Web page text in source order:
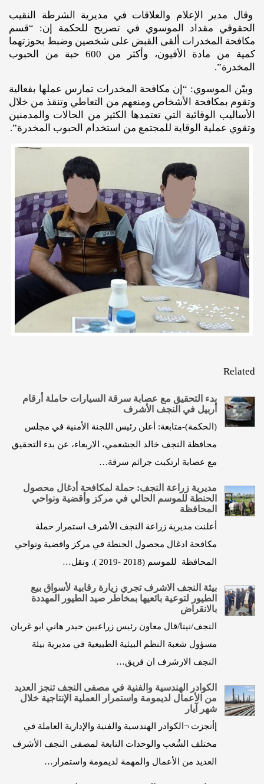
وقال مدير الإعلام والعلاقات في مديرية الشرطة النقيب
الحقوقي مقداد الموسوي في تصريح للحكمة إن: “قسم
مكافحة المخدرات ألقى القبض على شخصين وضبط بحوزتهما
كمية من مادة الأفيون، وأكثر من 600 حبة من الحبوب
المخدرة”.
وبيّن الموسوي: “إن مكافحة المخدرات تمارس عملها بفعالية
وتقوم بمكافحة الأشخاص ومنعهم من التعاطي وتنقذ من خلال
الأساليب الوقائية التي تعتمدها الكثير من الحالات والمدمنين
وتقوي عملية الوقاية للمجتمع من استخدام الحبوب المخدرة”.
Related
بدء التحقيق مع عصابة سرقة السيارات حاملة أرقام
أربيل في النجف الأشرف
(الحكمة)-متابعة: أعلن رئيس اللجنة الأمنية في مجلس
محافظة النجف خالد الجشعمي، الاربعاء، عن بدء التحقيق
مع عصابة ارتكبت جرائم سرقة…
مديرية زراعة النجف: حملة لمكافحة أدغال محصول
الحنطة للموسم الحالي في مركز وأقضية ونواحي
المحافظة
أعلنت مديرية زراعة النجف الأشرف استمرار حملة
مكافحة ادغال محصول الحنطة في مركز واقضية ونواحي
المحافظة للموسم (2018 -2019 ). ونقل…
بيئة النجف الاشرف تجري زيارة رقابية لأسواق بيع
الطيور لتوعية بائعيها بمخاطر صيد الطيور المهددة
بالانقراض
النجف/نينا/قال معاون رئيس زراعيين حيدر هاني ابو غربان
مسؤول شعبة النظم البيئية الطبيعية في مديرية بيئة
النجف الارشرف ان فريق…
الكوادر الهندسية والفنية في مصفى النجف تنجز العديد
من الأعمال لديمومة واستمرار العملية الإنتاجية خلال
شهر آيار
إأنجزت ¬الكوادر الهندسية والفنية والإدارية العاملة في
مختلف الشُعب والوحدات التابعة لمصفى النجف الأشرف
العديد من الأعمال والمهمة لديمومة واستمرار…